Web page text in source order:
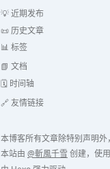
💡 近期发布
📜 历史文章
📊 标签
📗 文档
🗓️ 时间轴
🔗 友情链接
本博客所有文章除特别声明外
本站由 @斬風千雪 创建，使用